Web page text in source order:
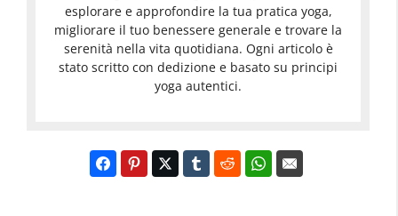
esplorare e approfondire la tua pratica yoga,
migliorare il tuo benessere generale e trovare la
serenità nella vita quotidiana. Ogni articolo è
stato scritto con dedizione e basato su principi
yoga autentici.